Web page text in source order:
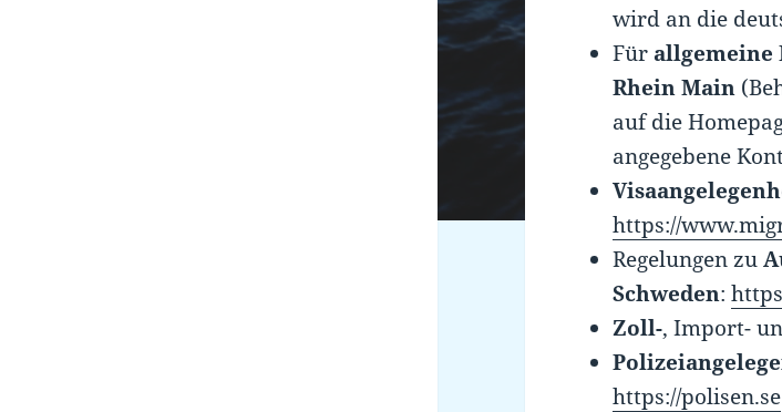
wird an die
Für allgemeine
Rhein Main
auf die
angegebene
https://
Regelungen zu
Schweden:
Zoll-, Import-
https://polisen.se